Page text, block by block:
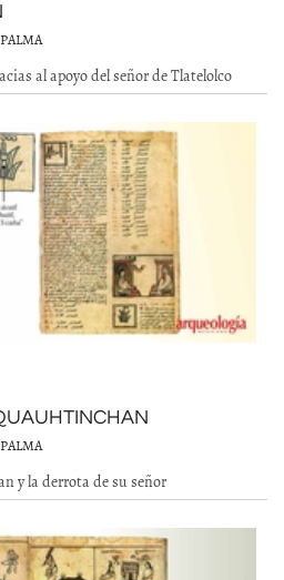
al apoyo del señor de Tlatelolco
y la derrota de su señor